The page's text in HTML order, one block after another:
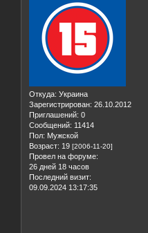
Откуда: Украина
Зарегистрирован: 26.10.2012
Приглашений: 0
Сообщений: 11414
Пол: Мужской
Возраст: 19 [2006-11-20]
Провел на форуме:
26 дней 18 часов
Последний визит:
09.09.2024 13:17:35